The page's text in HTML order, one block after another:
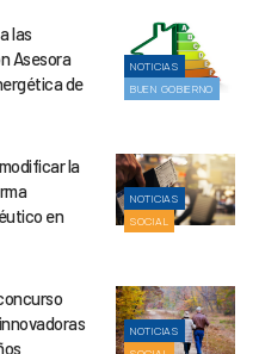
NOTICIAS
BUEN GOBIERNO
las
Asesora
de
NOTICIAS
SOCIAL
la
en
NOTICIAS